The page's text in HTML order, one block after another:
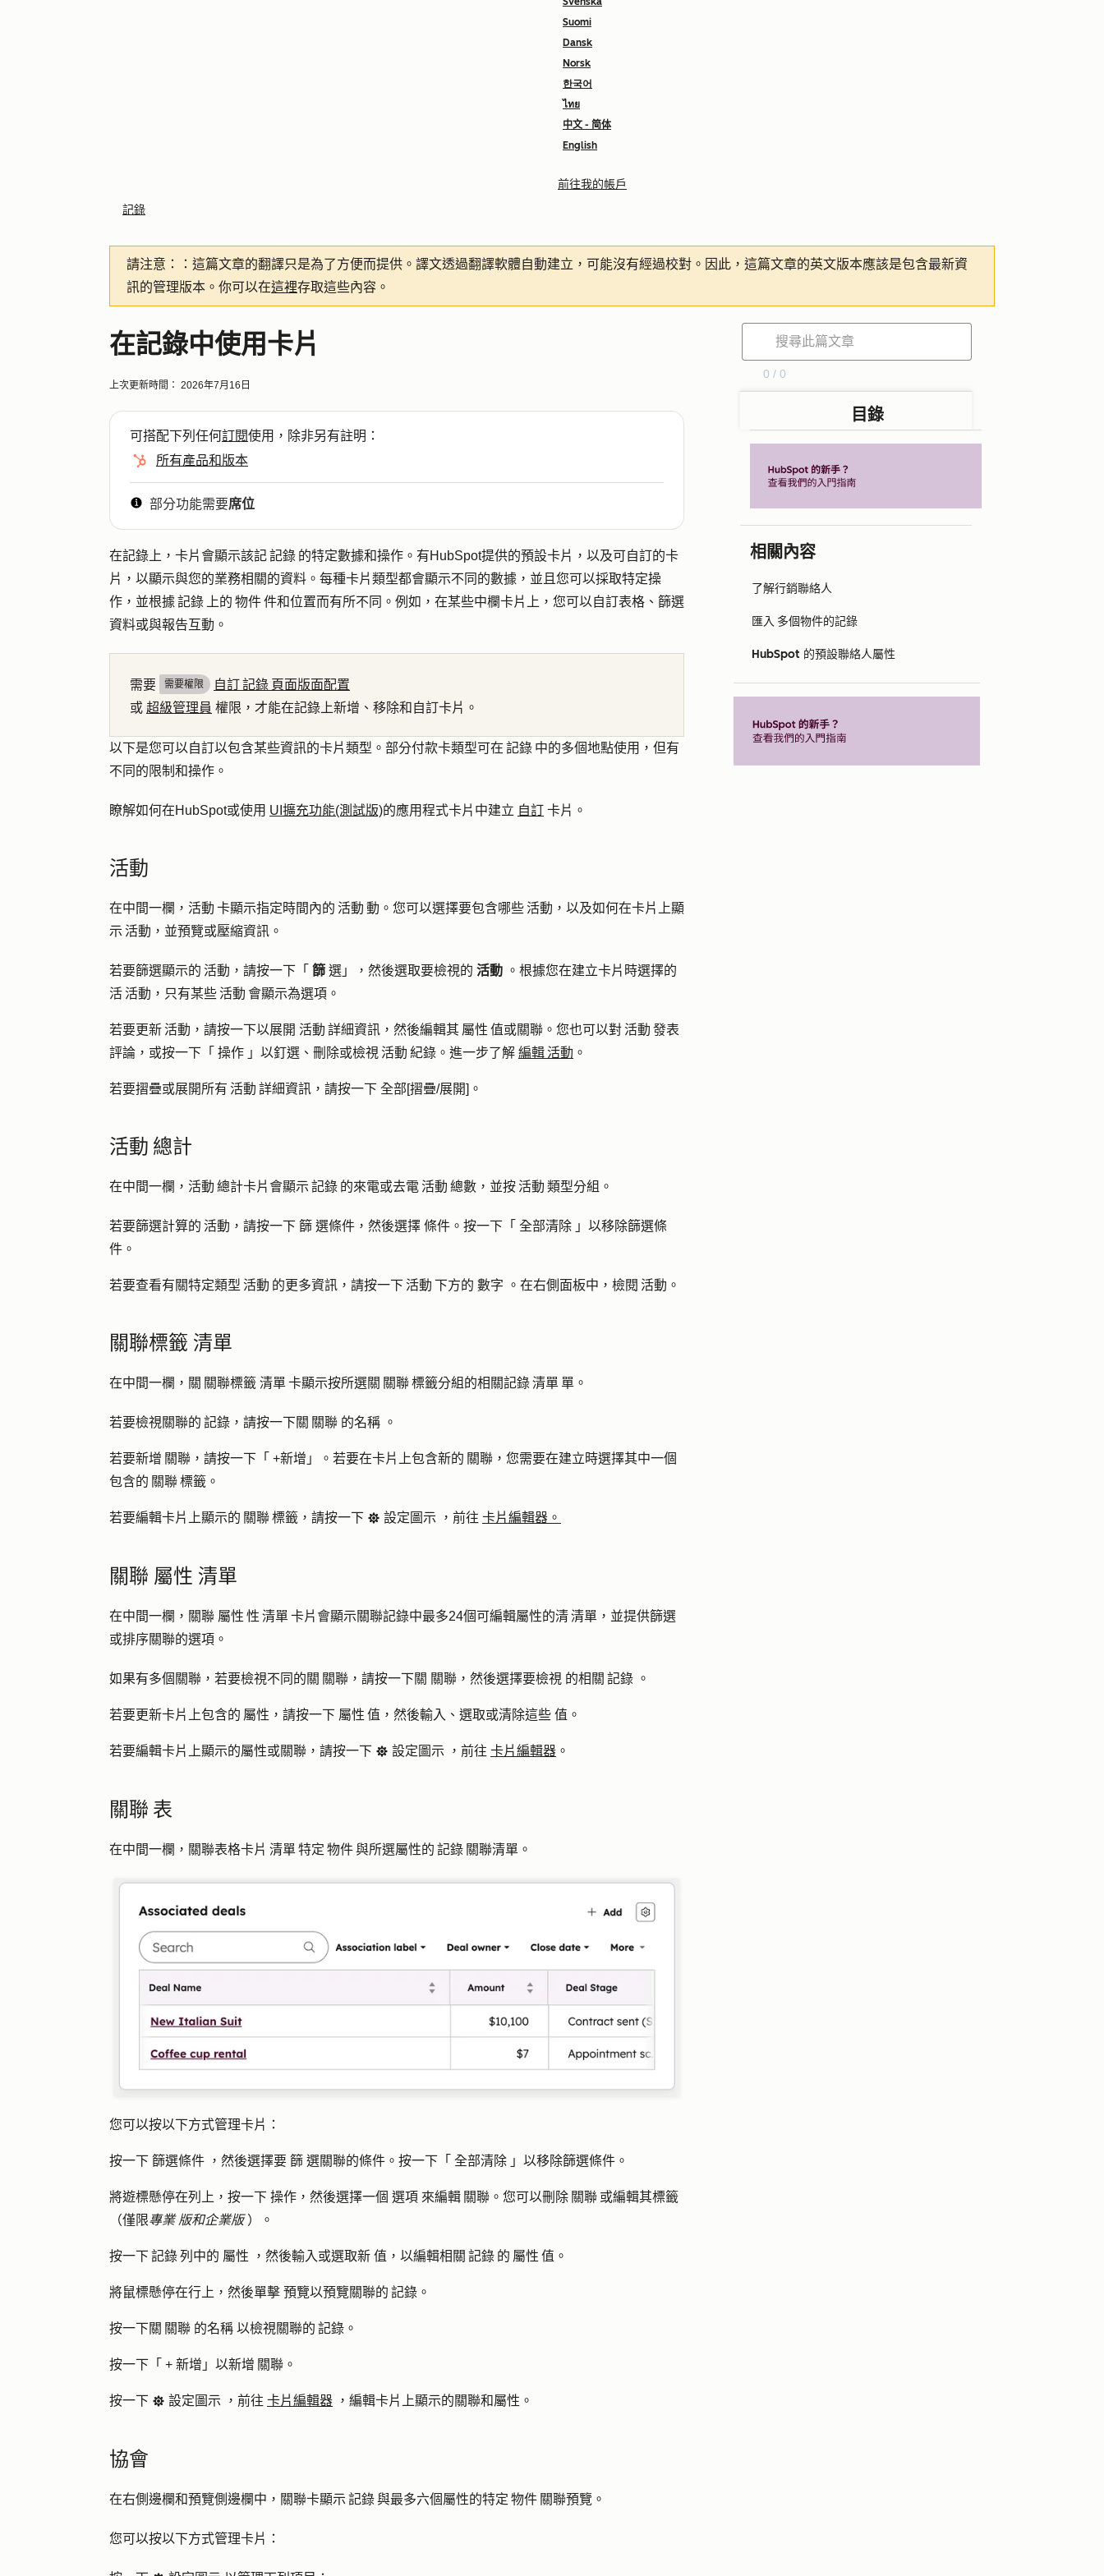
Suomi
Dansk
Norsk
한국어
ไทย
中文 - 简体
English
前往我的帳戶
記錄
請注意：
：這篇文章的翻譯只是為了方便而提供。譯文透過翻譯軟體自動建立，可能沒有經過校對。因此，這篇文章的英文版本應該是包含最新資
訊的管理版本。你可以在這裡存取這些內容。
在記錄中使用卡片
上次更新時間： 2026年7月16日
可搭配下列任何訂閱使用，除非另有註明：
所有產品和版本
部分功能需要席位
在記錄上，卡片會顯示該記 記錄 的特定數據和操作。有HubSpot提供的預設卡片，以及可自訂的卡
片，以顯示與您的業務相關的資料。每種卡片類型都會顯示不同的數據，並且您可以採取特定操
作，並根據 記錄 上的 物件 件和位置而有所不同。例如，在某些中欄卡片上，您可以自訂表格、篩選
資料或與報告互動。
需要 需要權限
自訂 記錄 頁面版面配置
或 超級管理員 權限，才能在記錄上新增、移除和自訂卡片。
以下是您可以自訂以包含某些資訊的卡片類型。部分付款卡類型可在 記錄 中的多個地點使用，但有
不同的限制和操作。
瞭解如何在HubSpot或使用 UI擴充功能(測試版)的應用程式卡片中建立 自訂 卡片。
活動
在中間一欄，活動 卡顯示指定時間內的 活動 動。您可以選擇要包含哪些 活動，以及如何在卡片上顯
示 活動，並預覽或壓縮資訊。
若要篩選顯示的 活動，請按一下「 篩 選」，然後選取要檢視的 活動 。根據您在建立卡片時選擇的
活 活動，只有某些 活動 會顯示為選項。
若要更新 活動，請按一下以展開 活動 詳細資訊 ，然後編輯其 屬性 值或關聯。您也可以對 活動 發表
評論，或按一下「 操作 」以釘選、刪除或檢視 活動 紀錄。進一步了解 編輯 活動 。
若要摺疊或展開所有 活動 詳細資訊，請按一下 全部[摺疊/展開] 。
活動 總計
在中間一欄，活動 總計卡片會顯示 記錄 的來電或去電 活動 總數，並按 活動 類型分組。
若要篩選計算的 活動，請按一下 篩 選條件，然後選擇 條件 。按一下「 全部清除 」以移除篩選條
件。
若要查看有關特定類型 活動 的更多資訊，請按一下 活動 下方的 數字 。在右側面板中，檢閱 活動。
關聯標籤 清單
在中間一欄，關 關聯標籤 清單 卡顯示按所選關 關聯 標籤分組的相關記錄 清單 單。
若要檢視關聯的 記錄，請按一下關 關聯 的名稱 。
若要新增 關聯，請按一下「 +新增 」。若要在卡片上包含新的 關聯，您需要在建立時選擇其中一個
包含的 關聯 標籤。
若要編輯卡片上顯示的 關聯 標籤，請按一下 settings 設定圖示 ，前往 卡片編輯器。
關聯 屬性 清單
在中間一欄，關聯 屬性 性 清單 卡片會顯示關聯記錄中最多24個可編輯屬性的清 清單，並提供篩選
或排序關聯的選項。
如果有多個關聯，若要檢視不同的關 關聯，請按一下關 關聯 ，然後選擇要檢視 的相關 記錄 。
若要更新卡片上包含的 屬性，請按一下 屬性 值 ，然後輸入、選取或清除這些 值 。
若要編輯卡片上顯示的屬性或關聯，請按一下 settings 設定圖示 ，前往 卡片編輯器 。
關聯 表
在中間一欄，關聯表格卡片 清單 特定 物件 與所選屬性的 記錄 關聯清單。
您可以按以下方式管理卡片：
按一下 篩選條件 ，然後選擇要 篩 選關聯的條件。按一下「 全部清除 」以移除篩選條件。
將遊標懸停在列上，按一下 操作 ，然後選擇一個 選項 來編輯 關聯。您可以刪除 關聯 或編輯其標籤
（僅限專業 版和企業版）。
按一下 記錄 列中的 屬性 ，然後輸入或選取新 值 ，以編輯相關 記錄 的 屬性 值。
將鼠標懸停在行上，然後單擊 預覽以預覽關聯的 記錄。
按一下關 關聯 的名稱 以檢視關聯的 記錄。
按一下「 + 新增」以新增 關聯。
按一下 settings 設定圖示 ，前往 卡片編輯器 ，編輯卡片上顯示的關聯和屬性。
協會
在右側邊欄和預覽側邊欄中，關聯卡顯示 記錄 與最多六個屬性的特定 物件 關聯預覽。
您可以按以下方式管理卡片：
0 / 0
目錄
相關內容
了解行銷聯絡人
匯入 多個物件的記錄
HubSpot 的預設聯絡人屬性